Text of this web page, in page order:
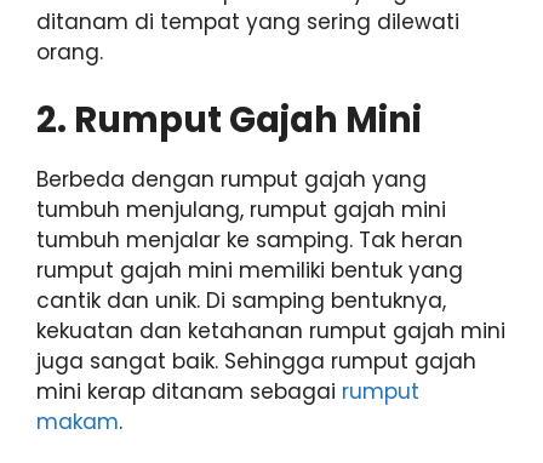
ditanam di tempat yang sering dilewati
orang.
2. Rumput Gajah Mini
Berbeda dengan rumput gajah yang
tumbuh menjulang, rumput gajah mini
tumbuh menjalar ke samping. Tak heran
rumput gajah mini memiliki bentuk yang
cantik dan unik. Di samping bentuknya,
kekuatan dan ketahanan rumput gajah mini
juga sangat baik. Sehingga rumput gajah
mini kerap ditanam sebagai rumput
makam.